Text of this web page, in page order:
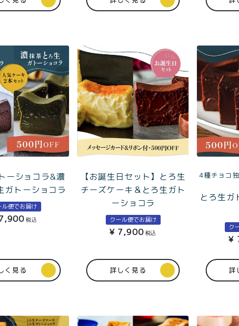
特定商取引法に基づく表記
ーショコラ&濃
ガトーショコラ
ル便でお届け
税込
く見る
【お誕生日セット】とろ生
チーズケーキ＆とろ生ガト
ーショコラ
クール便でお届け
¥ 7,900 税込
詳しく見る
4種チョコ
とろ生ガ
ク
¥
詳